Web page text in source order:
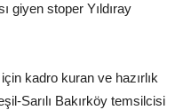
giyen stoper Yıldıray
kadro kuran ve hazırlık
Sarılı Bakırköy temsilcisi